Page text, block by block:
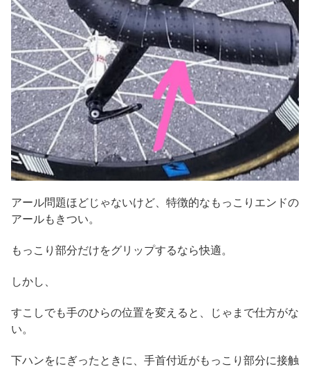
アール問題ほどじゃないけど、特徴的なもっこりエンドの
アールもきつい。
もっこり部分だけをグリップするなら快適。
しかし、
すこしでも手のひらの位置を変えると、じゃまで仕方がな
い。
下ハンをにぎったときに、手首付近がもっこり部分に接触